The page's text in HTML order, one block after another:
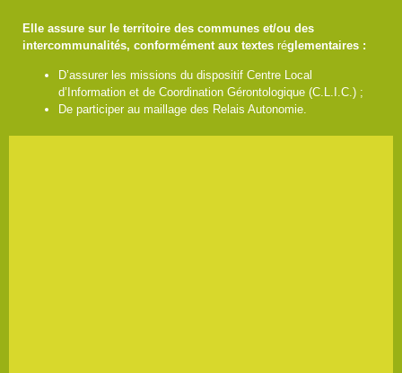
Elle assure sur le territoire des communes et/ou des
intercommunalités, conformément aux textes réglementaires :
D’assurer les missions du dispositif Centre Local
d’Information et de Coordination Gérontologique (C.L.I.C.) ;
De participer au maillage des Relais Autonomie.